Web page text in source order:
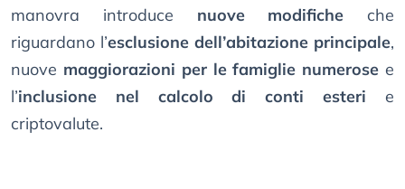
manovra introduce nuove modifiche che
riguardano l’esclusione dell’abitazione principale,
nuove maggiorazioni per le famiglie numerose e
l’inclusione nel calcolo di conti esteri e
criptovalute.